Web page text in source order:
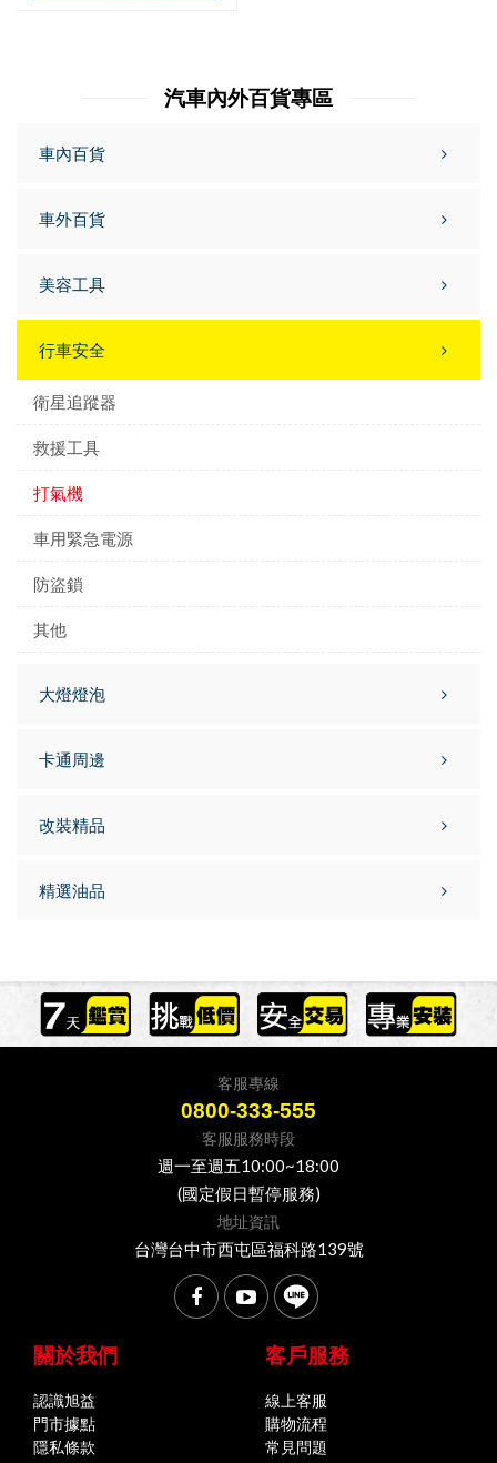
汽車內外百貨專區
車內百貨
車外百貨
美容工具
行車安全
衛星追蹤器
救援工具
打氣機
車用緊急電源
防盜鎖
其他
大燈燈泡
卡通周邊
改裝精品
精選油品
客服專線
0800-333-555
客服服務時段
週一至週五10:00~18:00
(國定假日暫停服務)
地址資訊
台灣台中市西屯區福科路139號
關於我們
認識旭益
門市據點
隱私條款
客戶服務
線上客服
購物流程
常見問題